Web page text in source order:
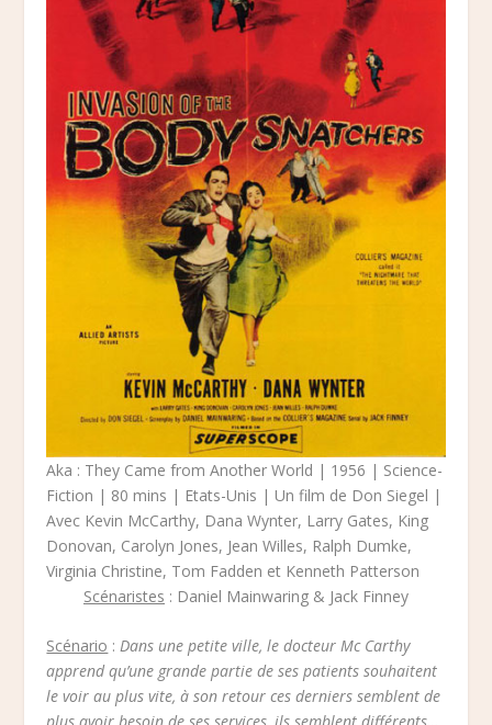
Aka : They Came from Another World | 1956 | Science-
Fiction | 80 mins | Etats-Unis | Un film de Don Siegel |
Avec Kevin McCarthy, Dana Wynter, Larry Gates, King
Donovan, Carolyn Jones, Jean Willes, Ralph Dumke,
Virginia Christine, Tom Fadden et Kenneth Patterson
Scénaristes : Daniel Mainwaring & Jack Finney
Scénario :Dans une petite ville, le docteur Mc Carthy
apprend qu’une grande partie de ses patients souhaitent
le voir au plus vite, à son retour ces derniers semblent de